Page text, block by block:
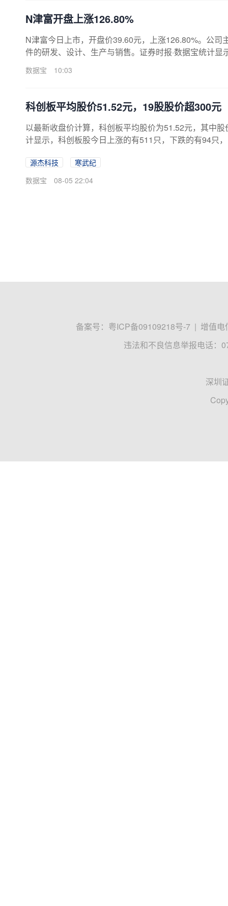
N津富开盘上涨126.80%
N津富今日上市，开盘价39.60元，上涨126.80%。公
件的研发、设计、生产与销售。证券时报·数据宝统计
10万股，发行价格为17.46元/股，发行市盈率19.25倍
网上发行最终中签率为0.02417704%。公司首发募集
（元...
数据宝 10:03
科创板平均股价51.52元，19股股价超300元
以最新收盘价计算，科创板平均股价为51.52元，其中
计显示，科创板股今日上涨的有511只，下跌的有94只
e : {...
源杰科技
寒武纪
数据宝
08-05 22:04
备案号： 粤ICP备09109218号-7 | 增值电
违法和不良信息举报电话：
深圳